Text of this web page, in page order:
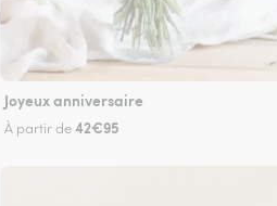
Joyeux anniversaire
À partir de42€95